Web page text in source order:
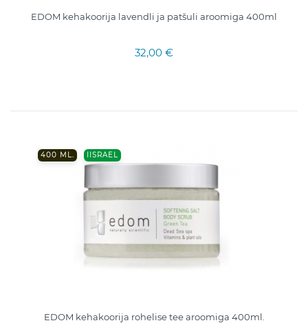
EDOM kehakoorija lavendli ja patšuli aroomiga 400ml
32,00 €
400 ML. IISRAEL
EDOM kehakoorija rohelise tee aroomiga 400ml.